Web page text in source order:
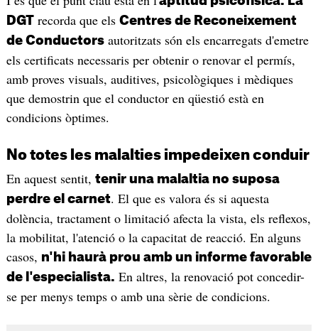
DGTrecorda que els Centres de Reconeixement
de Conductorsautoritzats són els encarregats d'emetre
els certificats necessaris per obtenir o renovar el permís,
amb proves visuals, auditives, psicològiques i mèdiques
que demostrin que el conductor en qüestió està en
condicions òptimes.
No totes les malalties impedeixen conduir
En aquest sentit, tenir una malaltia no suposa
perdre el carnet. El que es valora és si aquesta
dolència, tractament o limitació afecta la vista, els reflexos,
la mobilitat, l'atenció o la capacitat de reacció. En alguns
casos, n'hi haurà prou amb un informe favorable
de l'especialista. En altres, la renovació pot concedir-
se per menys temps o amb una sèrie de condicions.